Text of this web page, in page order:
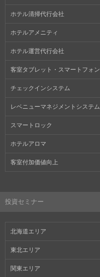
ホテル清掃代行会社
ホテルアメニティ
ホテル運営代行会社
客室タブレット・スマートフォン
チェックインシステム
レベニューマネジメントシステム
スマートロック
ホテルアロマ
客室付加価値向上
投資セミナー
北海道エリア
東北エリア
関東エリア